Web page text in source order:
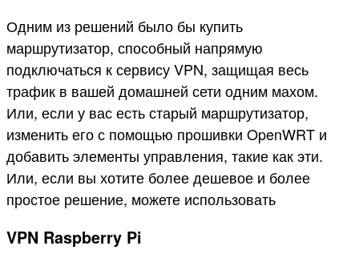
Одним из решений было бы купить
маршрутизатор, способный напрямую
подключаться к сервису VPN, защищая весь
трафик в вашей домашней сети одним махом.
Или, если у вас есть старый маршрутизатор,
изменить его с помощью прошивки OpenWRT и
добавить элементы управления, такие как эти.
Или, если вы хотите более дешевое и более
простое решение, можете использовать
VPN Raspberry Pi